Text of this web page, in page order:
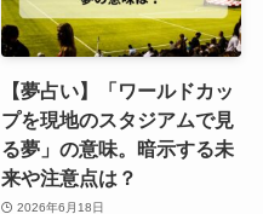
【夢占い】「ワールドカッ
プを現地のスタジアムで見
る夢」の意味。暗示する未
来や注意点は？
2026年6月18日